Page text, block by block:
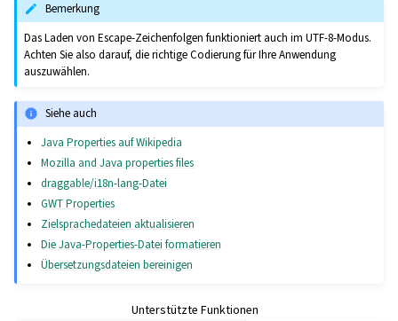
Bemerkung
Das Laden von Escape-Zeichenfolgen funktioniert auch im UTF-8-Modus.
Achten Sie also darauf, die richtige Codierung für Ihre Anwendung
auszuwählen.
Siehe auch
Java Properties auf Wikipedia
Mozilla and Java properties files
draggable/i18n-lang-Datei
GWT Properties
Zielsprachedateien aktualisieren
Die Java-Properties-Datei formatieren
Übersetzungsdateien bereinigen
Unterstützte Funktionen